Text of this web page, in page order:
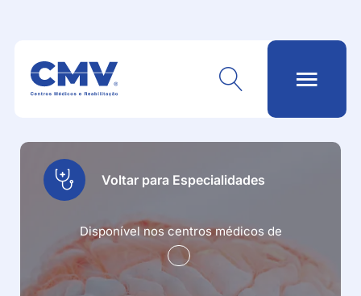
Voltar para Especialidades
Disponível nos centros médicos de